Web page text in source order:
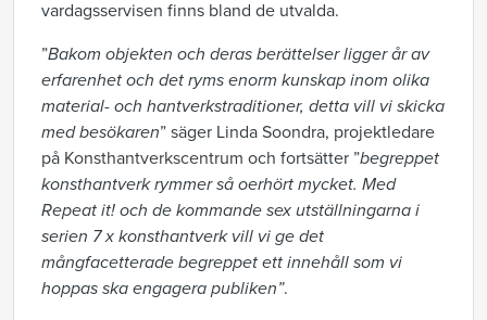
vardagsservisen finns bland de utvalda.
”Bakom objekten och deras berättelser ligger år av
erfarenhet och det ryms enorm kunskap inom olika
material- och hantverkstraditioner, detta vill vi skicka
med besökaren” säger Linda Soondra, projektledare
på Konsthantverkscentrum och fortsätter ”begreppet
konsthantverk rymmer så oerhört mycket. Med
Repeat it! och de kommande sex utställningarna i
serien 7 x konsthantverk vill vi ge det
mångfacetterade begreppet ett innehåll som vi
hoppas ska engagera publiken”.